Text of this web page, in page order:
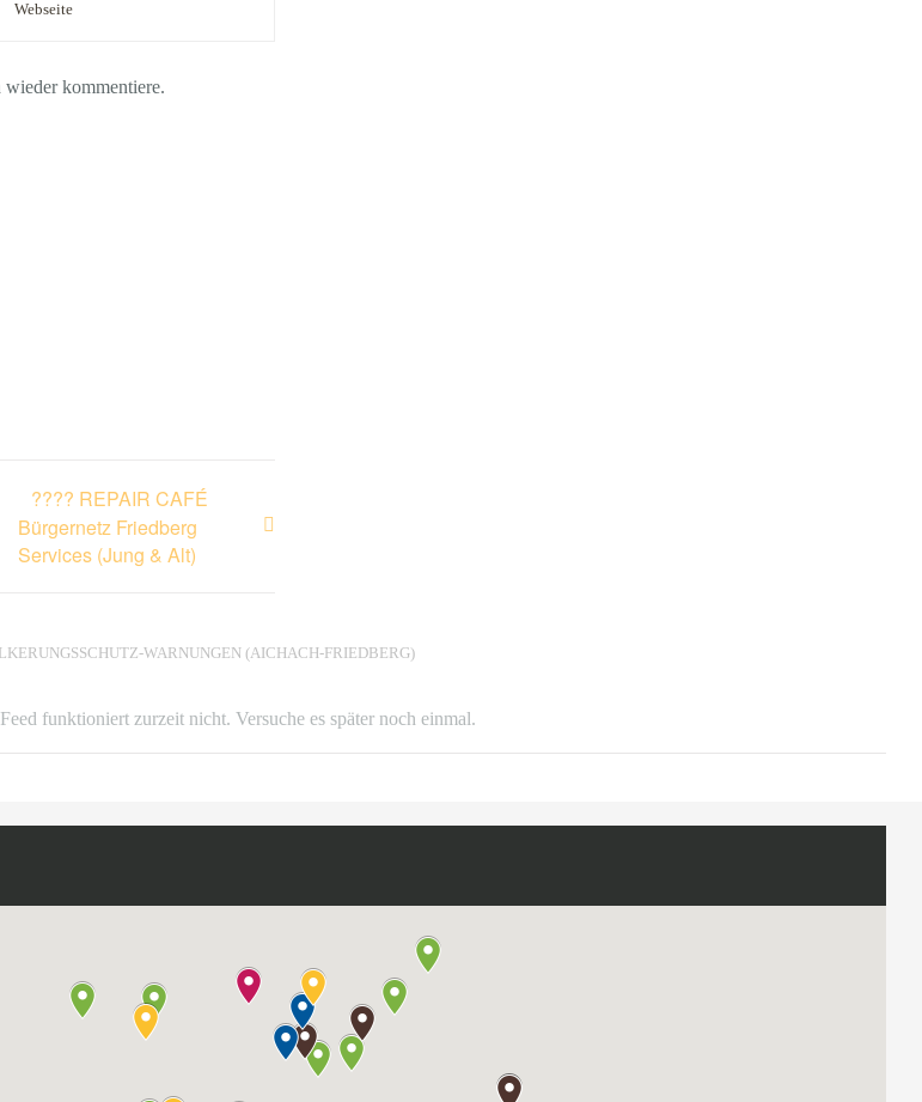
kommentiere.
???? REPAIR CAFÉ
Bürgernetz Friedberg
Services (Jung & Alt)
WARNUNGEN (AICHACH-FRIEDBERG)
funktioniert zurzeit nicht. Versuche es später noch einmal.